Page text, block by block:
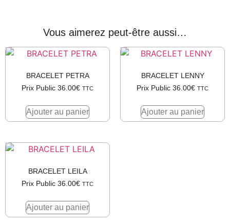
Vous aimerez peut-être aussi…
BRACELET PETRA
Prix Public 36.00€ TTC
Ajouter au panier
BRACELET LENNY
Prix Public 36.00€ TTC
Ajouter au panier
BRACELET LEILA
Prix Public 36.00€ TTC
Ajouter au panier